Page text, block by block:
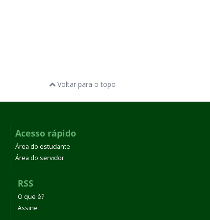
Voltar para o topo
Acesso rápido
Área do estudante
Área do servidor
RSS
O que é?
Assine